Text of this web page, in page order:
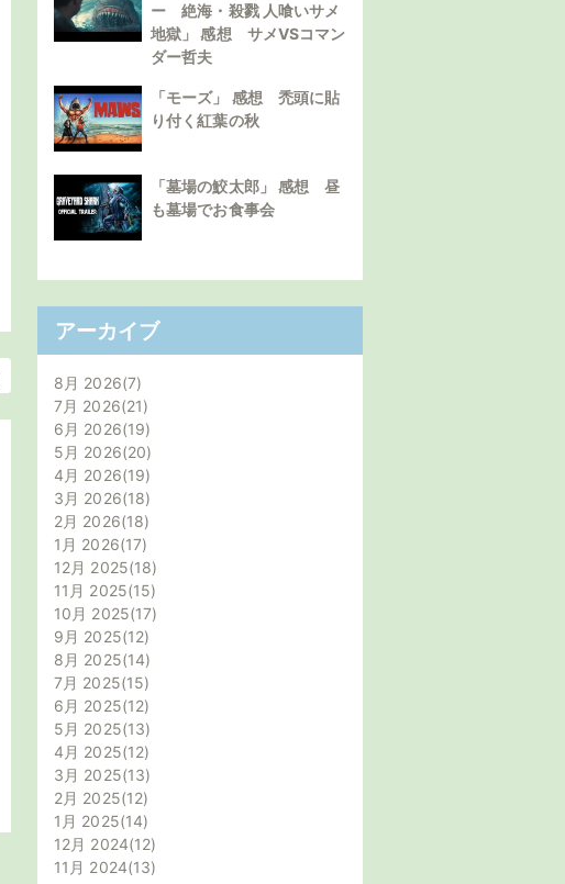
ー 絶海・殺戮 人喰いサメ
地獄」 感想 サメVSコマン
ダー哲夫
「モーズ」 感想 禿頭に貼
り付く紅葉の秋
「墓場の鮫太郎」 感想 昼
も墓場でお食事会
アーカイブ
8月 2026 7
7月 2026 21
6月 2026 19
5月 2026 20
4月 2026 19
3月 2026 18
2月 2026 18
1月 2026 17
12月 2025 18
11月 2025 15
10月 2025 17
9月 2025 12
8月 2025 14
7月 2025 15
6月 2025 12
5月 2025 13
4月 2025 12
3月 2025 13
2月 2025 12
1月 2025 14
12月 2024 12
11月 2024 13